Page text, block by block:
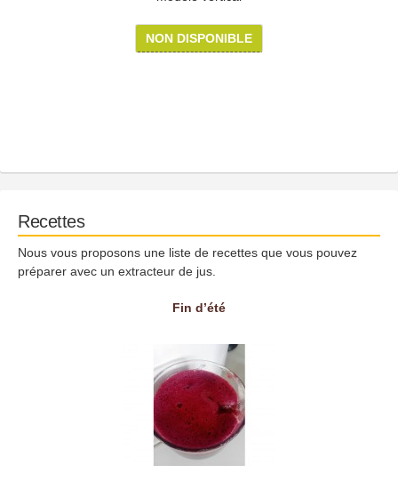
NON DISPONIBLE
Recettes
Nous vous proposons une liste de recettes que vous pouvez
préparer avec un extracteur de jus.
Fin d’été